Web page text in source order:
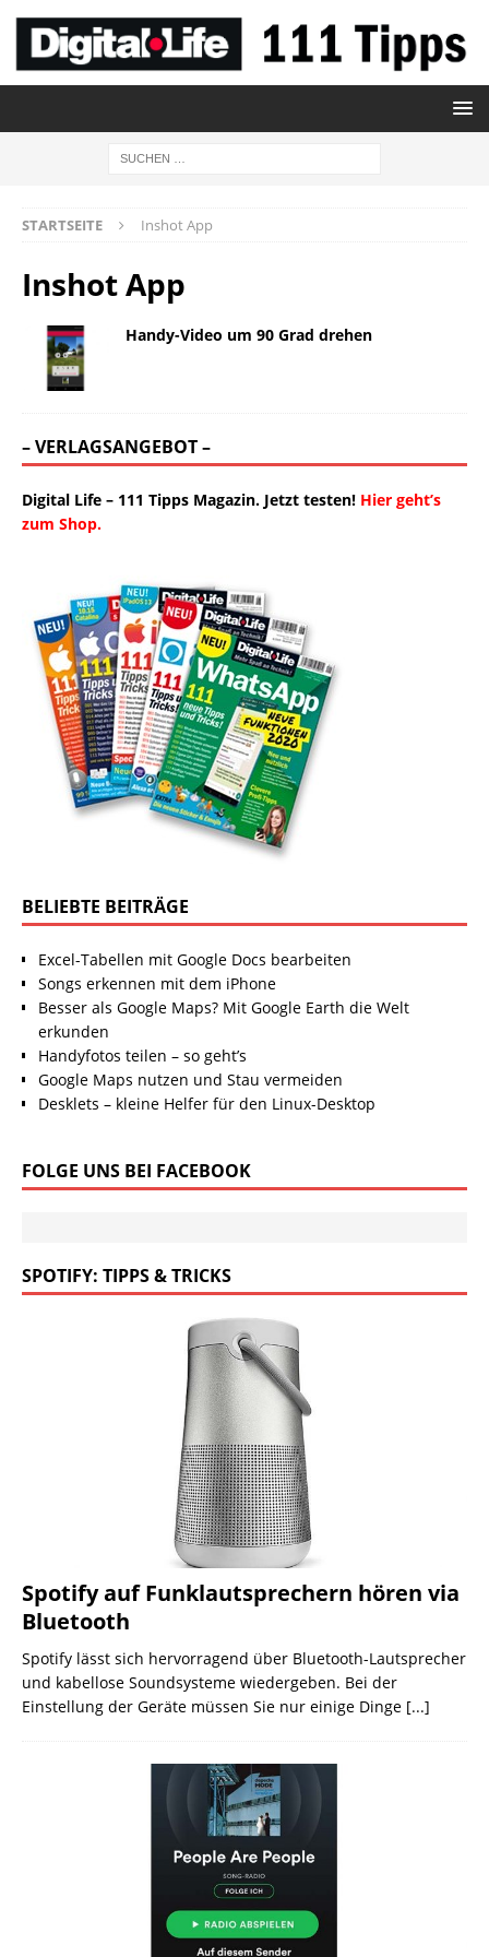
STARTSEITE Inshot App
Inshot App
Handy-Video um 90 Grad drehen
– VERLAGSANGEBOT –
Digital Life – 111 Tipps Magazin. Jetzt testen! Hier geht’s
zum Shop.
BELIEBTE BEITRÄGE
Excel-Tabellen mit Google Docs bearbeiten
Songs erkennen mit dem iPhone
Besser als Google Maps? Mit Google Earth die Welt
erkunden
Handyfotos teilen – so geht’s
Google Maps nutzen und Stau vermeiden
Desklets – kleine Helfer für den Linux-Desktop
FOLGE UNS BEI FACEBOOK
SPOTIFY: TIPPS & TRICKS
Spotify auf Funklautsprechern hören via
Bluetooth
Spotify lässt sich hervorragend über Bluetooth-Lautsprecher
und kabellose Soundsysteme wiedergeben. Bei der
Einstellung der Geräte müssen Sie nur einige Dinge [...]